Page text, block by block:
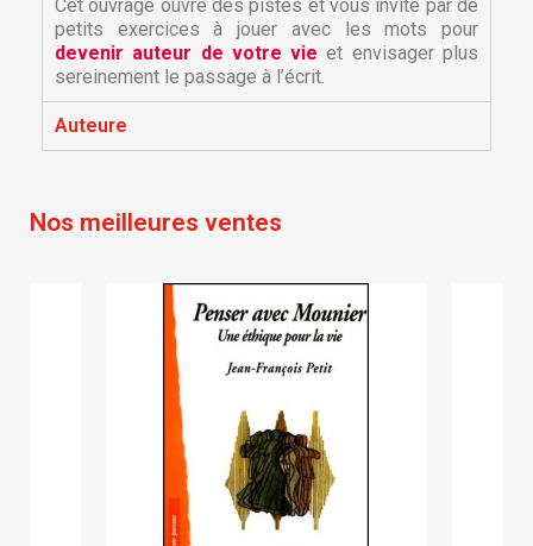
Ajouter à ma liste d'envies
Créer une nouvelle liste
Créer une liste d'envies ×
Nom de la liste d'envies
Créer une liste d'envies
×
Vous devez être connecté pour ajouter des produits
Annuler
Cet ouvrage ouvre des pistes et vous invite par de
petits exercices à jouer avec les mots pour
devenir auteur de votre vie et envisager plus
sereinement le passage à l’écrit.
Auteure
Nos meilleures ventes